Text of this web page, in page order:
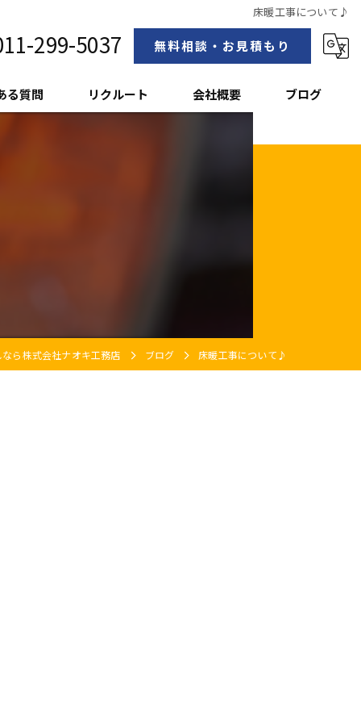
床暖工事について♪
299-5037 無料相談・お見積もり
る質問 リクルート 会社概要
スタッフ紹介
ブログ
ら株式会社ナオキ工務店 ブログ 床暖工事について♪